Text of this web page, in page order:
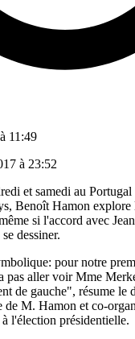
11:49
à 23:52
et samedi au
Benoît Hamon explore
si l'accord avec
dessiner.
pour notre
pas aller voir Mme
de gauche", résume le
de M. Hamon et co-
l'élection présidentielle.